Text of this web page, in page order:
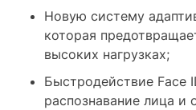
Новую систему
которая
высоких нагрузках;
Быстродействие Face
распознавание лица и